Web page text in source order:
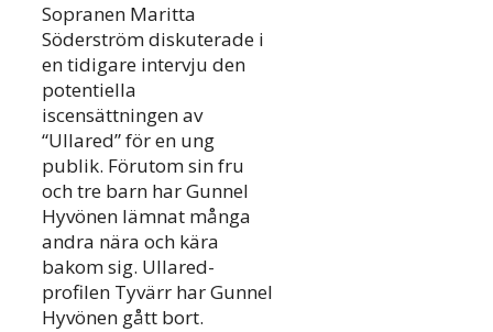
Sopranen Maritta
Söderström diskuterade i
en tidigare intervju den
potentiella
iscensättningen av
“Ullared” för en ung
publik. Förutom sin fru
och tre barn har Gunnel
Hyvönen lämnat många
andra nära och kära
bakom sig. Ullared-
profilen Tyvärr har Gunnel
Hyvönen gått bort.